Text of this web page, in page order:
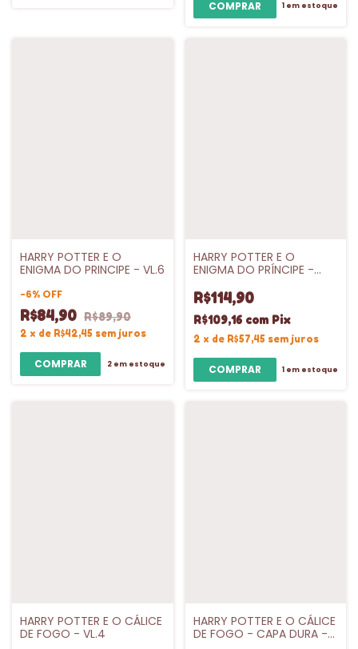
1 em estoque
HARRY POTTER E O
ENIGMA DO PRINCIPE - VL.6
-6% OFF
R$84,90 R$89,90
2 x de R$42,45 sem juros
2em estoque
HARRY POTTER E O
ENIGMA DO PRÍNCIPE -
R$114,90
R$109,16 com Pix
2 x de R$57,45 sem juros
1 em estoque
HARRY POTTER E O CÁLICE
DE FOGO - VL.4
HARRY POTTER E O CÁLICE
DE FOGO - CAPA DURA -